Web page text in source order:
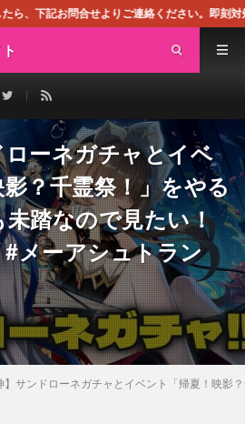
絡ください。即刻対処させて頂きます。な
ーネガチャとイベ
？千霊祭！」をやる
踏なので見たい！
メーアシュトラン
】サンドローネガチャとイベント「帰夏！映